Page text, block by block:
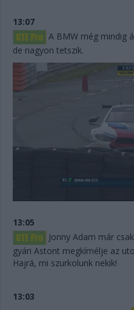
13:07
A BMW még mindig
de nagyon tetszik.
13:05
Jonny Adam már
gyári Astont megkímélje az
Hajrá, mi szurkolunk nekik!
13:03